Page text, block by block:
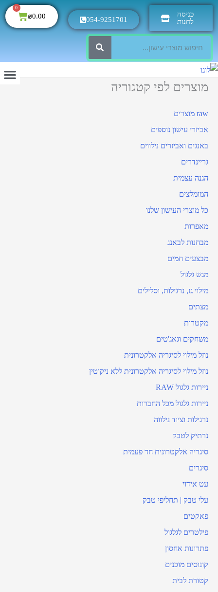
כניסה
לחנות
054-9251701
₪0.00
0
מוצרים לפי קטגוריה
raw מוצרים
אביזרי עישון נוספים
באנגים ואביזרים נילווים
גריינדרים
הגנה עצמית
המומלצים
כל מוצרי העישון שלנו
מאפרות
מבחנות לבאנג
מבצעים חמים
מגש גלגול
מילוי גז, נרגילות, וסלילים
מצתים
מקטרות
משחקים וגאג'טים
נוזל מילוי לסיגריה אלקטרונית
נוזל מילוי לסיגריה אלקטרונית ללא ניקוטין
ניירות גלגול RAW
ניירות גלגול מכל החברות
נרגילות וציוד נילווה
נרתיק לטבק
סיגריה אלקטרונית חד פעמית
סיגרים
עט אידוי
עלי טבק | תחליפי טבק
פאקטים
פילטרים לגלגול
פתרונות אחסון
קונוסים מוכנים
קטורת לבית